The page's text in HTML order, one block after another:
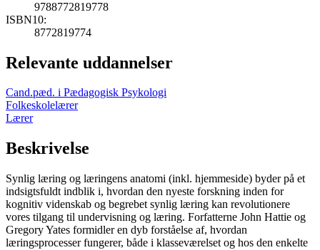
9788772819778
ISBN10:
8772819774
Relevante uddannelser
Cand.pæd. i Pædagogisk Psykologi
Folkeskolelærer
Lærer
Beskrivelse
Synlig læring og læringens anatomi (inkl. hjemmeside) byder på et
indsigtsfuldt indblik i, hvordan den nyeste forskning inden for
kognitiv videnskab og begrebet synlig læring kan revolutionere
vores tilgang til undervisning og læring. Forfatterne John Hattie og
Gregory Yates formidler en dyb forståelse af, hvordan
læringsprocesser fungerer, både i klasseværelset og hos den enkelte